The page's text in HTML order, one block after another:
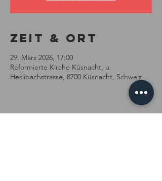
Zeit & Ort
29. März 2026, 17:00
Reformierte Kirche Küsnacht, u.
Heslibachstrasse, 8700 Küsnacht, Schweiz